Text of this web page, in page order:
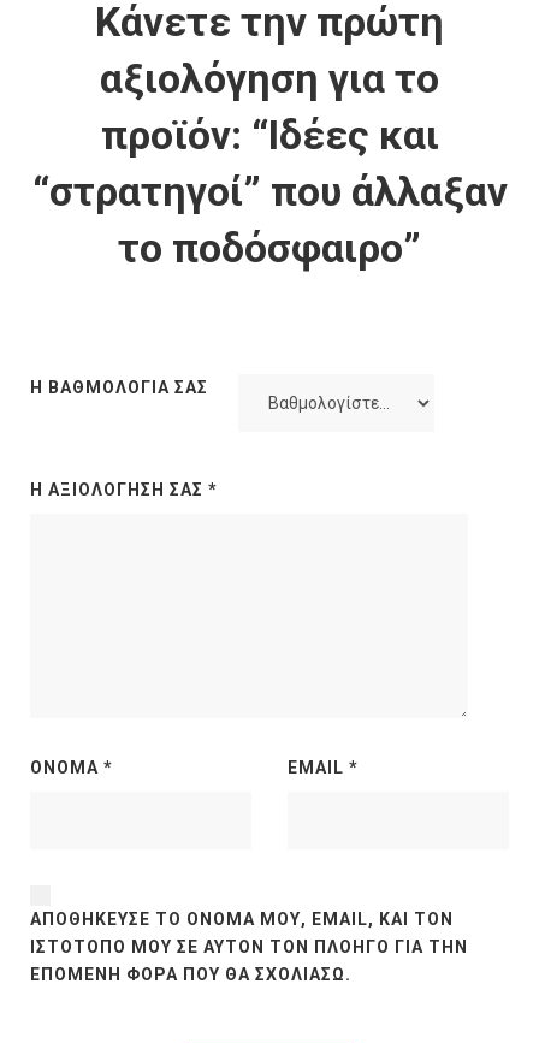
Κάνετε την πρώτη
αξιολόγηση για το
προϊόν: “Ιδέες και
“στρατηγοί” που άλλαξαν
το ποδόσφαιρο”
Η ΒΑΘΜΟΛΟΓΊΑ ΣΑΣ
Η ΑΞΙΟΛΌΓΗΣΉ ΣΑΣ *
ΌΝΟΜΑ * EMAIL *
ΑΠΟΘΉΚΕΥΣΕ ΤΟ ΌΝΟΜΆ ΜΟΥ, EMAIL, ΚΑΙ ΤΟΝ
ΙΣΤΌΤΟΠΟ ΜΟΥ ΣΕ ΑΥΤΌΝ ΤΟΝ ΠΛΟΗΓΌ ΓΙΑ ΤΗΝ
ΕΠΌΜΕΝΗ ΦΟΡΆ ΠΟΥ ΘΑ ΣΧΟΛΙΆΣΩ.